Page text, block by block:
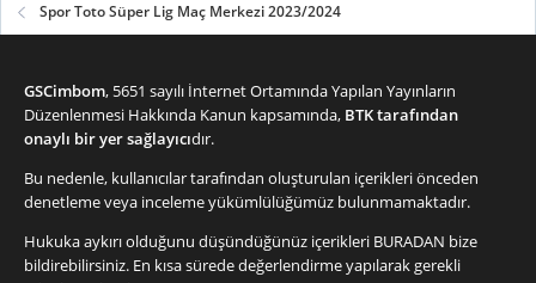
Spor Toto Süper Lig Maç Merkezi 2023/2024
GSCimbom, 5651 sayılı İnternet Ortamında Yapılan Yayınların
Düzenlenmesi Hakkında Kanun kapsamında, BTK tarafından
onaylı bir yer sağlayıcıdır.
Bu nedenle, kullanıcılar tarafından oluşturulan içerikleri önceden
denetleme veya inceleme yükümlülüğümüz bulunmamaktadır.
Hukuka aykırı olduğunu düşündüğünüz içerikleri BURADAN bize
bildirebilirsiniz. En kısa sürede değerlendirme yapılarak gerekli